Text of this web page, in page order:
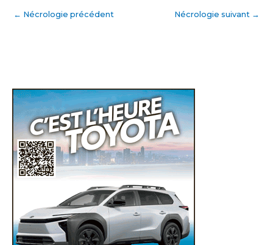
← Nécrologie précédent Nécrologie suivant →